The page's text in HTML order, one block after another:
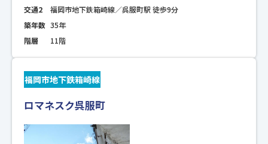
交通2
福岡市地下鉄箱崎線／呉服町駅 徒歩9分
築年数 35年
階層
11階
福岡市地下鉄箱崎線
ロマネスク呉服町